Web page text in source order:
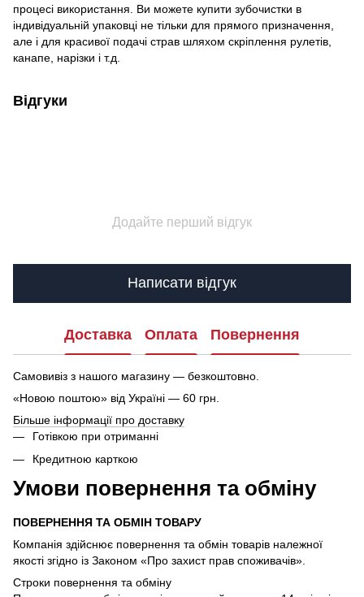
процесі використання. Ви можете купити зубочистки в
індивідуальній упаковці не тільки для прямого призначення,
але і для красивої подачі страв шляхом скріплення рулетів,
канапе, нарізки і т.д.
Відгуки
Додайте перший відгук
Написати відгук
Доставка Оплата Повернення
Самовивіз з нашого магазину — безкоштовно.
«Новою поштою» від Україні — 60 грн.
Більше інформації про доставку
Готівкою при отриманні
Кредитною карткою
Умови повернення та обміну
ПОВЕРНЕННЯ ТА ОБМІН ТОВАРУ
Компанія здійснює повернення та обмін товарів належної
якості згідно із Законом «Про захист прав споживачів».
Строки повернення та обміну